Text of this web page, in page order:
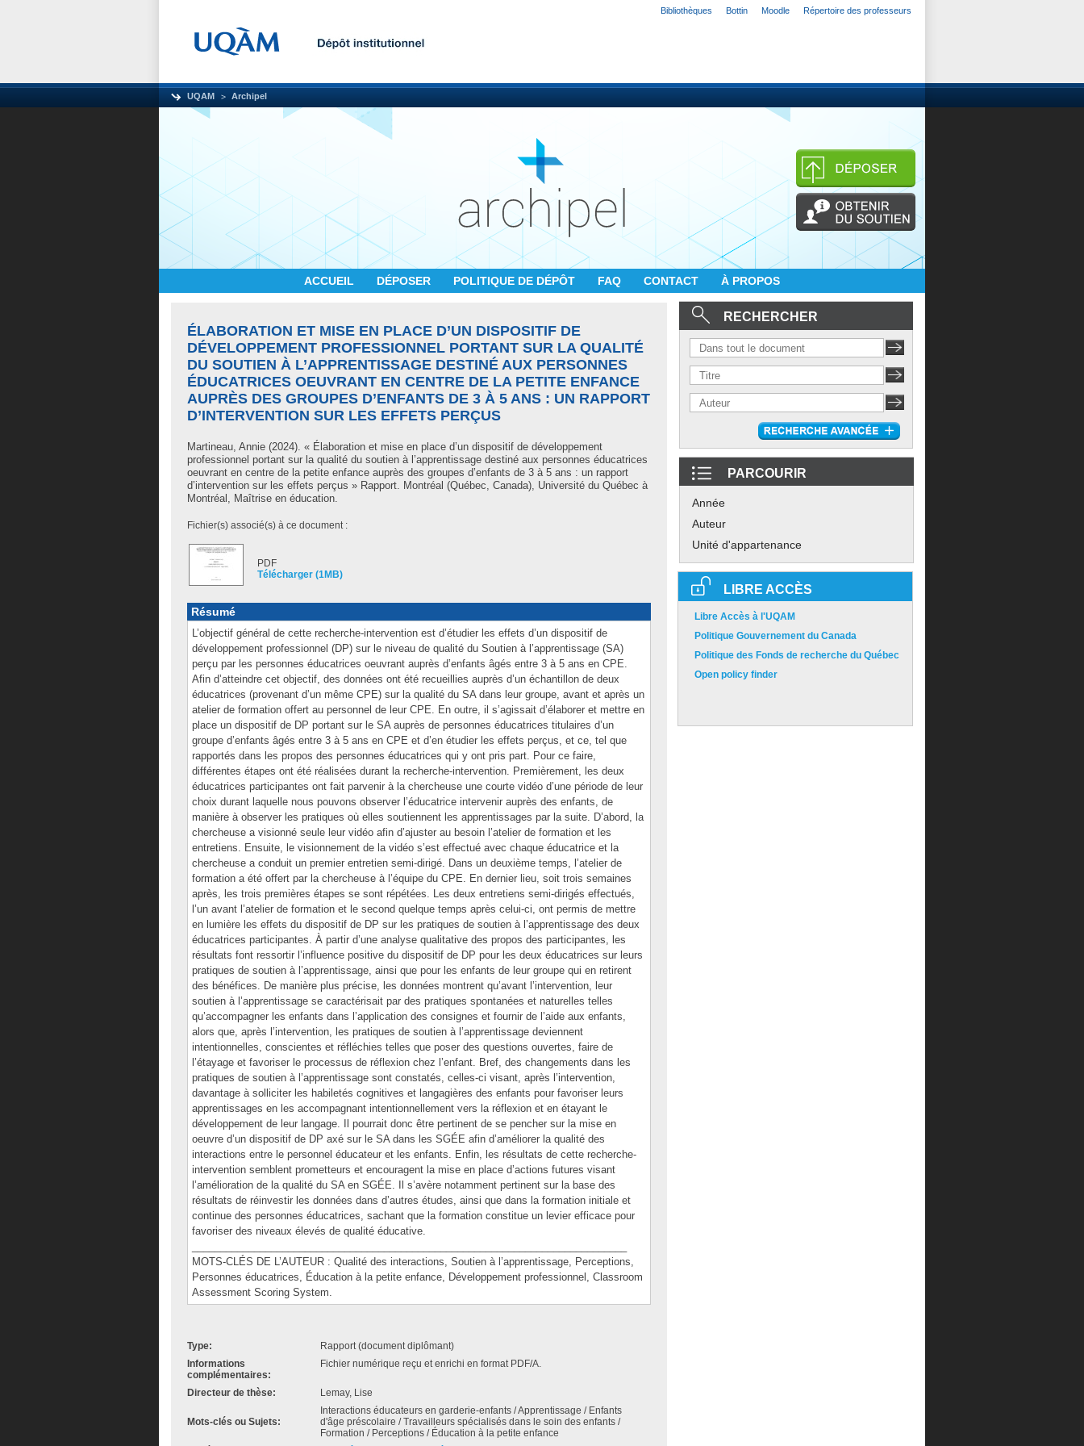
Bibliothèques Bottin Moodle Répertoire des professeurs
UQAM Archipel
ACCUEIL DÉPOSER POLITIQUE DE DÉPÔT FAQ CONTACT À PROPOS
ÉLABORATION ET MISE EN PLACE D’UN DISPOSITIF DE
DÉVELOPPEMENT PROFESSIONNEL PORTANT SUR LA QUALITÉ
DU SOUTIEN À L’APPRENTISSAGE DESTINÉ AUX PERSONNES
ÉDUCATRICES OEUVRANT EN CENTRE DE LA PETITE ENFANCE
AUPRÈS DES GROUPES D’ENFANTS DE 3 À 5 ANS : UN RAPPORT
D’INTERVENTION SUR LES EFFETS PERÇUS
Martineau, Annie (2024). « Élaboration et mise en place d’un dispositif de développement
professionnel portant sur la qualité du soutien à l’apprentissage destiné aux personnes éducatrices
oeuvrant en centre de la petite enfance auprès des groupes d’enfants de 3 à 5 ans : un rapport
d’intervention sur les effets perçus » Rapport. Montréal (Québec, Canada), Université du Québec à
Montréal, Maîtrise en éducation.
Fichier(s) associé(s) à ce document :
PDF
Télécharger (1MB)
Résumé
L’objectif général de cette recherche-intervention est d’étudier les effets d’un dispositif de
développement professionnel (DP) sur le niveau de qualité du Soutien à l’apprentissage (SA)
perçu par les personnes éducatrices oeuvrant auprès d’enfants âgés entre 3 à 5 ans en CPE.
Afin d’atteindre cet objectif, des données ont été recueillies auprès d’un échantillon de deux
éducatrices (provenant d’un même CPE) sur la qualité du SA dans leur groupe, avant et après un
atelier de formation offert au personnel de leur CPE. En outre, il s’agissait d’élaborer et mettre en
place un dispositif de DP portant sur le SA auprès de personnes éducatrices titulaires d’un
groupe d’enfants âgés entre 3 à 5 ans en CPE et d’en étudier les effets perçus, et ce, tel que
rapportés dans les propos des personnes éducatrices qui y ont pris part. Pour ce faire,
différentes étapes ont été réalisées durant la recherche-intervention. Premièrement, les deux
éducatrices participantes ont fait parvenir à la chercheuse une courte vidéo d’une période de leur
choix durant laquelle nous pouvons observer l’éducatrice intervenir auprès des enfants, de
manière à observer les pratiques où elles soutiennent les apprentissages par la suite. D’abord, la
chercheuse a visionné seule leur vidéo afin d’ajuster au besoin l’atelier de formation et les
entretiens. Ensuite, le visionnement de la vidéo s’est effectué avec chaque éducatrice et la
chercheuse a conduit un premier entretien semi-dirigé. Dans un deuxième temps, l’atelier de
formation a été offert par la chercheuse à l’équipe du CPE. En dernier lieu, soit trois semaines
après, les trois premières étapes se sont répétées. Les deux entretiens semi-dirigés effectués,
l’un avant l’atelier de formation et le second quelque temps après celui-ci, ont permis de mettre
en lumière les effets du dispositif de DP sur les pratiques de soutien à l’apprentissage des deux
éducatrices participantes. À partir d’une analyse qualitative des propos des participantes, les
résultats font ressortir l’influence positive du dispositif de DP pour les deux éducatrices sur leurs
pratiques de soutien à l’apprentissage, ainsi que pour les enfants de leur groupe qui en retirent
des bénéfices. De manière plus précise, les données montrent qu’avant l’intervention, leur
soutien à l’apprentissage se caractérisait par des pratiques spontanées et naturelles telles
qu’accompagner les enfants dans l’application des consignes et fournir de l’aide aux enfants,
alors que, après l’intervention, les pratiques de soutien à l’apprentissage deviennent
intentionnelles, conscientes et réfléchies telles que poser des questions ouvertes, faire de
l’étayage et favoriser le processus de réflexion chez l’enfant. Bref, des changements dans les
pratiques de soutien à l’apprentissage sont constatés, celles-ci visant, après l’intervention,
davantage à solliciter les habiletés cognitives et langagières des enfants pour favoriser leurs
apprentissages en les accompagnant intentionnellement vers la réflexion et en étayant le
développement de leur langage. Il pourrait donc être pertinent de se pencher sur la mise en
oeuvre d’un dispositif de DP axé sur le SA dans les SGÉE afin d’améliorer la qualité des
interactions entre le personnel éducateur et les enfants. Enfin, les résultats de cette recherche-
intervention semblent prometteurs et encouragent la mise en place d’actions futures visant
l’amélioration de la qualité du SA en SGÉE. Il s’avère notamment pertinent sur la base des
résultats de réinvestir les données dans d’autres études, ainsi que dans la formation initiale et
continue des personnes éducatrices, sachant que la formation constitue un levier efficace pour
favoriser des niveaux élevés de qualité éducative.
MOTS-CLÉS DE L’AUTEUR : Qualité des interactions, Soutien à l’apprentissage, Perceptions,
Personnes éducatrices, Éducation à la petite enfance, Développement professionnel, Classroom
Assessment Scoring System.
Type:
Rapport (document diplômant)
Informations
complémentaires:
Fichier numérique reçu et enrichi en format PDF/A.
Directeur de thèse: Lemay, Lise
Mots-clés ou Sujets:
Interactions éducateurs en garderie-enfants / Apprentissage / Enfants
d'âge préscolaire / Travailleurs spécialisés dans le soin des enfants /
Formation / Perceptions / Éducation à la petite enfance
RECHERCHER
PARCOURIR
Année
Auteur
Unité d'appartenance
LIBRE ACCÈS
Libre Accès à l'UQAM
Politique Gouvernement du Canada
Politique des Fonds de recherche du Québec
Open policy finder